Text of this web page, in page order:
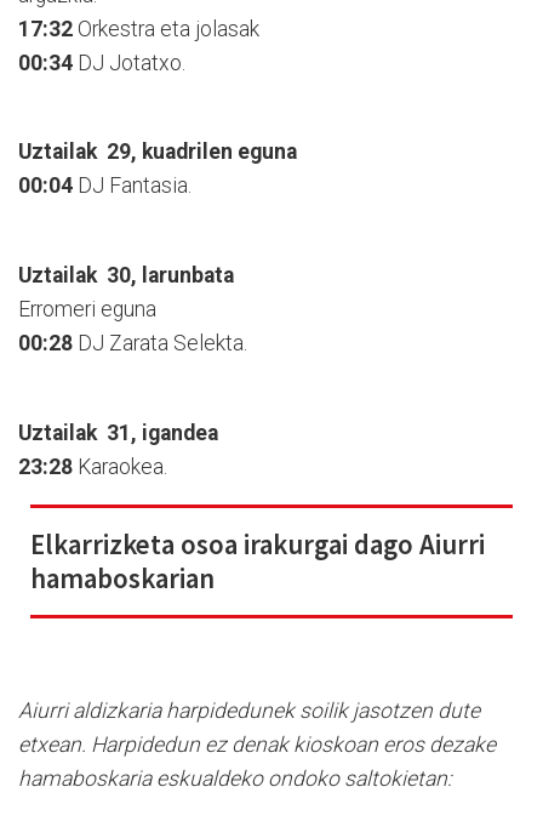
17:32 Orkestra eta jolasak
00:34 DJ Jotatxo.
Uztailak 29, kuadrilen eguna
00:04 DJ Fantasia.
Uztailak 30, larunbata
Erromeri eguna
00:28 DJ Zarata Selekta.
Uztailak 31, igandea
23:28 Karaokea.
Elkarrizketa osoa irakurgai dago Aiurri
hamaboskarian
Aiurri aldizkaria harpidedunek soilik jasotzen dute
etxean. Harpidedun ez denak kioskoan eros dezake
hamaboskaria eskualdeko ondoko saltokietan: